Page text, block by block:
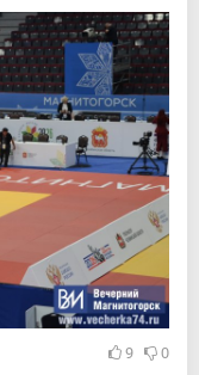
9 0